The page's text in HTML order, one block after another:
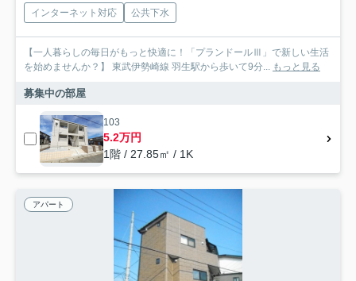
インターネット対応 公共下水
【一人暮らしの毎日がもっと快適に！「プランドールⅢ」で新しい生活
を始めませんか？】 東武伊勢崎線 羽生駅から歩いて9分... もっと見る
募集中の部屋
103
5.2万円
1階 / 27.85㎡ / 1K
アパート